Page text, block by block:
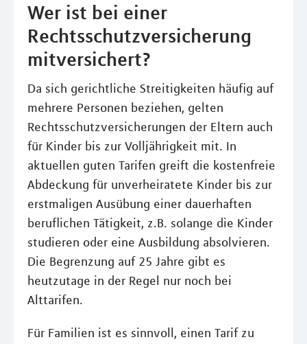
Wer ist bei einer
Rechtsschutzversicherung
mitversichert?
Da sich gerichtliche Streitigkeiten häufig auf
mehrere Personen beziehen, gelten
Rechtsschutzversicherungen der Eltern auch
für Kinder bis zur Volljährigkeit mit. In
aktuellen guten Tarifen greift die kostenfreie
Abdeckung für unverheiratete Kinder bis zur
erstmaligen Ausübung einer dauerhaften
beruflichen Tätigkeit, z.B. solange die Kinder
studieren oder eine Ausbildung absolvieren.
Die Begrenzung auf 25 Jahre gibt es
heutzutage in der Regel nur noch bei
Alttarifen.
Für Familien ist es sinnvoll, einen Tarif zu